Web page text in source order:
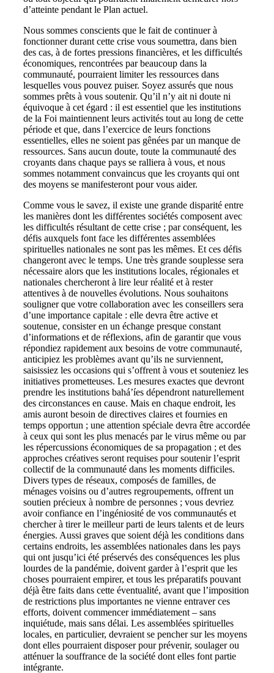
d’atteinte pendant le Plan actuel.
Nous sommes conscients que le fait de continuer à
fonctionner durant cette crise vous soumettra, dans bien
des cas, à de fortes pressions financières, et les difficultés
économiques, rencontrées par beaucoup dans la
communauté, pourraient limiter les ressources dans
lesquelles vous pouvez puiser. Soyez assurés que nous
sommes prêts à vous soutenir. Qu’il n’y ait ni doute ni
équivoque à cet égard : il est essentiel que les institutions
de la Foi maintiennent leurs activités tout au long de cette
période et que, dans l’exercice de leurs fonctions
essentielles, elles ne soient pas gênées par un manque de
ressources. Sans aucun doute, toute la communauté des
croyants dans chaque pays se ralliera à vous, et nous
sommes notamment convaincus que les croyants qui ont
des moyens se manifesteront pour vous aider.
Comme vous le savez, il existe une grande disparité entre
les manières dont les différentes sociétés composent avec
les difficultés résultant de cette crise ; par conséquent, les
défis auxquels font face les différentes assemblées
spirituelles nationales ne sont pas les mêmes. Et ces défis
changeront avec le temps. Une très grande souplesse sera
nécessaire alors que les institutions locales, régionales et
nationales chercheront à lire leur réalité et à rester
attentives à de nouvelles évolutions. Nous souhaitons
souligner que votre collaboration avec les conseillers sera
d’une importance capitale : elle devra être active et
soutenue, consister en un échange presque constant
d’informations et de réflexions, afin de garantir que vous
répondiez rapidement aux besoins de votre communauté,
anticipiez les problèmes avant qu’ils ne surviennent,
saisissiez les occasions qui s’offrent à vous et souteniez les
initiatives prometteuses. Les mesures exactes que devront
prendre les institutions bahá’íes dépendront naturellement
des circonstances en cause. Mais en chaque endroit, les
amis auront besoin de directives claires et fournies en
temps opportun ; une attention spéciale devra être accordée
à ceux qui sont les plus menacés par le virus même ou par
les répercussions économiques de sa propagation ; et des
approches créatives seront requises pour soutenir l’esprit
collectif de la communauté dans les moments difficiles.
Divers types de réseaux, composés de familles, de
ménages voisins ou d’autres regroupements, offrent un
soutien précieux à nombre de personnes ; vous devriez
avoir confiance en l’ingéniosité de vos communautés et
chercher à tirer le meilleur parti de leurs talents et de leurs
énergies. Aussi graves que soient déjà les conditions dans
certains endroits, les assemblées nationales dans les pays
qui ont jusqu’ici été préservés des conséquences les plus
lourdes de la pandémie, doivent garder à l’esprit que les
choses pourraient empirer, et tous les préparatifs pouvant
déjà être faits dans cette éventualité, avant que l’imposition
de restrictions plus importantes ne vienne entraver ces
efforts, doivent commencer immédiatement – sans
inquiétude, mais sans délai. Les assemblées spirituelles
locales, en particulier, devraient se pencher sur les moyens
dont elles pourraient disposer pour prévenir, soulager ou
atténuer la souffrance de la société dont elles font partie
intégrante.